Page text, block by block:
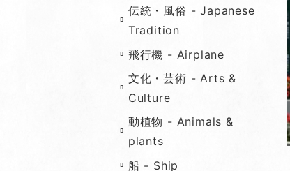
伝統・風俗 - Japanese
Tradition
飛行機 - Airplane
文化・芸術 - Arts &
Culture
動植物 - Animals &
plants
船 - Ship